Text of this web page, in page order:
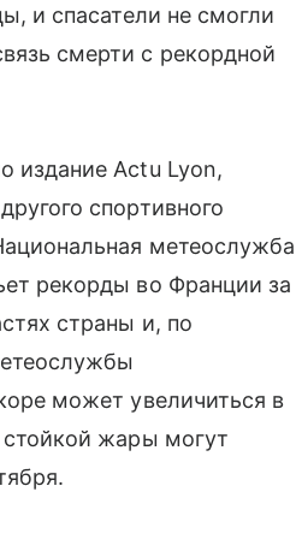
и спасатели не смогли
смерти с рекордной
издание Actu Lyon,
спортивного
метеослужба
рекорды во Франции за
страны и, по
может увеличиться в
жары могут